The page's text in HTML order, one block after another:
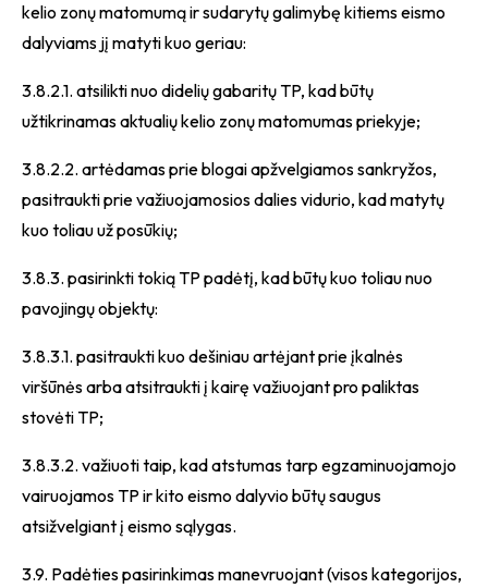
kelio zonų matomumą ir sudarytų galimybę kitiems eismo
dalyviams jį matyti kuo geriau:
3.8.2.1. atsilikti nuo didelių gabaritų TP, kad būtų
užtikrinamas aktualių kelio zonų matomumas priekyje;
3.8.2.2. artėdamas prie blogai apžvelgiamos sankryžos,
pasitraukti prie važiuojamosios dalies vidurio, kad matytų
kuo toliau už posūkių;
3.8.3. pasirinkti tokią TP padėtį, kad būtų kuo toliau nuo
pavojingų objektų:
3.8.3.1. pasitraukti kuo dešiniau artėjant prie įkalnės
viršūnės arba atsitraukti į kairę važiuojant pro paliktas
stovėti TP;
3.8.3.2. važiuoti taip, kad atstumas tarp egzaminuojamojo
vairuojamos TP ir kito eismo dalyvio būtų saugus
atsižvelgiant į eismo sąlygas.
3.9. Padėties pasirinkimas manevruojant (visos kategorijos,